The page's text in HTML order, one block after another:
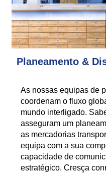
Planeamento &
As nossas equipas de
coordenam o fluxo
mundo interligado.
asseguram um
as mercadorias
equipa com a sua
capacidade de
estratégico. Cresça